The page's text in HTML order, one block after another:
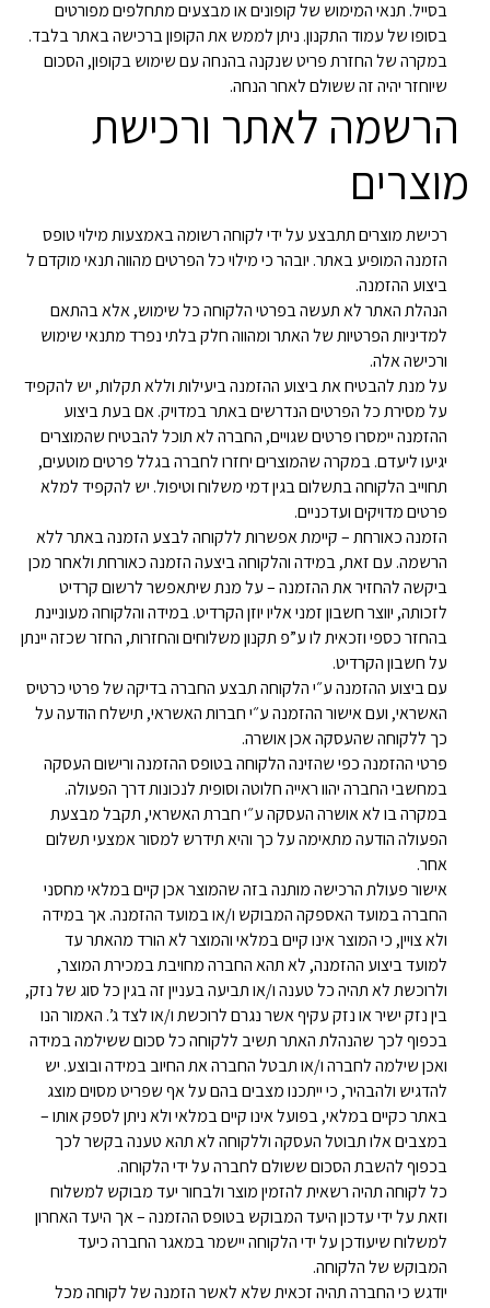
בסייל. תנאי המימוש של קופונים או מבצעים מתחלפים מפורטים
בסופו של עמוד התקנון. ניתן לממש את הקופון ברכישה באתר בלבד.
במקרה של החזרת פריט שנקנה בהנחה עם שימוש בקופון, הסכום
שיוחזר יהיה זה ששולם לאחר הנחה.
הרשמה לאתר ורכישת
מוצרים
רכישת מוצרים תתבצע על ידי לקוחה רשומה באמצעות מילוי טופס
הזמנה המופיע באתר. יובהר כי מילוי כל הפרטים מהווה תנאי מוקדם ל
ביצוע ההזמנה.
הנהלת האתר לא תעשה בפרטי הלקוחה כל שימוש, אלא בהתאם
למדיניות הפרטיות של האתר ומהווה חלק בלתי נפרד מתנאי שימוש
ורכישה אלה.
על מנת להבטיח את ביצוע ההזמנה ביעילות וללא תקלות, יש להקפיד
על מסירת כל הפרטים הנדרשים באתר במדויק. אם בעת ביצוע
ההזמנה יימסרו פרטים שגויים, החברה לא תוכל להבטיח שהמוצרים
יגיעו ליעדם. במקרה שהמוצרים יחזרו לחברה בגלל פרטים מוטעים,
תחוייב הלקוחה בתשלום בגין דמי משלוח וטיפול. יש להקפיד למלא
פרטים מדויקים ועדכניים.
הזמנה כאורחת – קיימת אפשרות ללקוחה לבצע הזמנה באתר ללא
הרשמה. עם זאת, במידה והלקוחה ביצעה הזמנה כאורחת ולאחר מכן
ביקשה להחזיר את ההזמנה – על מנת שיתאפשר לרשום קרדיט
לזכותה, יווצר חשבון זמני אליו יוזן הקרדיט. במידה והלקוחה מעוניינת
בהחזר כספי וזכאית לו ע”פ תקנון משלוחים והחזרות, החזר שכזה יינתן
על חשבון הקרדיט.
עם ביצוע ההזמנה ע״י הלקוחה תבצע החברה בדיקה של פרטי כרטיס
האשראי, ועם אישור ההזמנה ע״י חברות האשראי, תישלח הודעה על
כך ללקוחה שהעסקה אכן אושרה.
פרטי ההזמנה כפי שהזינה הלקוחה בטופס ההזמנה ורישום העסקה
במחשבי החברה יהוו ראייה חלוטה וסופית לנכונות דרך הפעולה.
במקרה בו לא אושרה העסקה ע״י חברת האשראי, תקבל מבצעת
הפעולה הודעה מתאימה על כך והיא תידרש למסור אמצעי תשלום
אחר.
אישור פעולת הרכישה מותנה בזה שהמוצר אכן קיים במלאי מחסני
החברה במועד האספקה המבוקש ו/או במועד ההזמנה. אך במידה
ולא צויין, כי המוצר אינו קיים במלאי והמוצר לא הורד מהאתר עד
למועד ביצוע ההזמנה, לא תהא החברה מחויבת במכירת המוצר,
ולרוכשת לא תהיה כל טענה ו/או תביעה בעניין זה בגין כל סוג של נזק,
בין נזק ישיר או נזק עקיף אשר נגרם לרוכשת ו/או לצד ג’. האמור הנו
בכפוף לכך שהנהלת האתר תשיב ללקוחה כל סכום ששילמה במידה
ואכן שילמה לחברה ו/או תבטל החברה את החיוב במידה ובוצע. יש
להדגיש ולהבהיר, כי ייתכנו מצבים בהם על אף שפריט מסוים מוצג
באתר כקיים במלאי, בפועל אינו קיים במלאי ולא ניתן לספק אותו –
במצבים אלו תבוטל העסקה וללקוחה לא תהא טענה בקשר לכך
בכפוף להשבת הסכום ששולם לחברה על ידי הלקוחה.
כל לקוחה תהיה רשאית להזמין מוצר ולבחור יעד מבוקש למשלוח
וזאת על ידי עדכון היעד המבוקש בטופס ההזמנה – אך היעד האחרון
למשלוח שיעודכן על ידי הלקוחה יישמר במאגר החברה כיעד
המבוקש של הלקוחה.
יודגש כי החברה תהיה זכאית שלא לאשר הזמנה של לקוחה מכל